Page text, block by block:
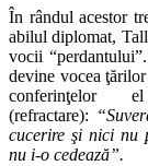
În rândul acestor
abilul diplomat,
vocii
devine vocea
conferinţelor
(refractare):
cucerire şi nici nu
nu i-o cedează”.